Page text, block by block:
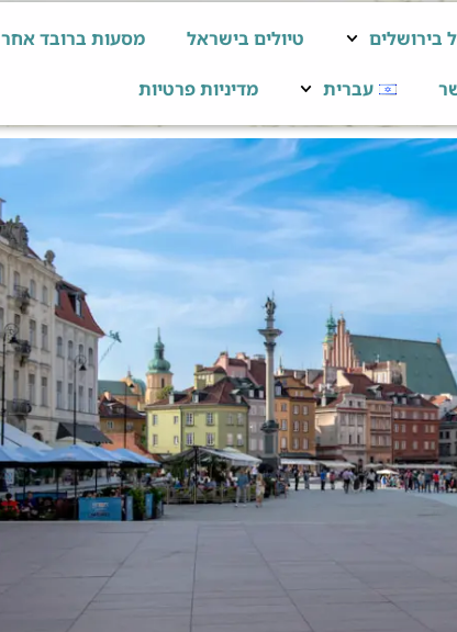
בירושלים טיולים בישראל מסעות ברובד אחר
עברית מדיניות פרטיות